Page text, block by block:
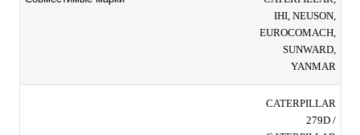
IHI, NEUSON,
EUROCOMACH,
SUNWARD,
YANMAR
CATERPILLAR
279D /